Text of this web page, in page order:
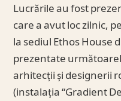
Lucrările au fost
care a avut loc zilnic,
la sediul Ethos House
prezentate
arhitecții și designerii
(instalația “Gradient